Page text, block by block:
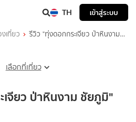
TH เข้าสู่ระบบ
เที่ยว
รีวิว "ทุ่งดอกกระเจียว ป่าหินงาม
เลือกที่เที่ยว
จียว ป่าหินงาม ชัยภูมิ"